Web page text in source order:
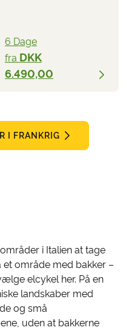
6 Dage
fra DKK
6.490,00
I FRANKRIG
i Italien at tage
et område med bakker –
elcykel her. På en
landskaber med
og små
uden at bakkerne